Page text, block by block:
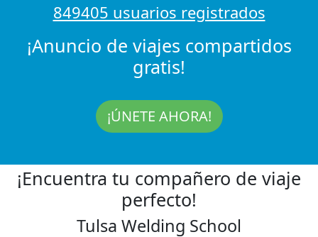
849405 usuarios registrados
¡Anuncio de viajes compartidos
gratis!
¡ÚNETE AHORA!
¡Encuentra tu compañero de viaje
perfecto!
Tulsa Welding School